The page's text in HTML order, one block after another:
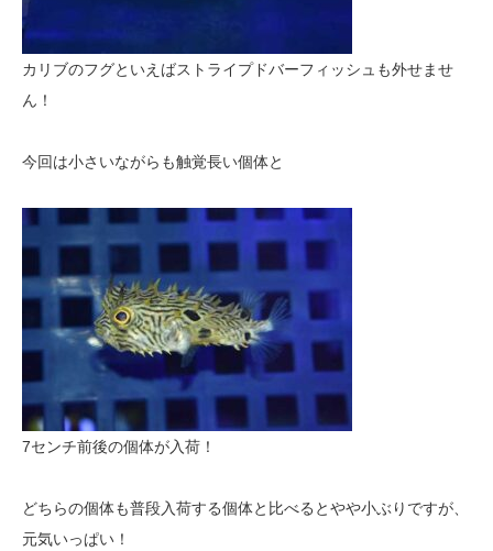
カリブのフグといえばストライプドバーフィッシュも外せませ
ん！
今回は小さいながらも触覚長い個体と
7センチ前後の個体が入荷！
どちらの個体も普段入荷する個体と比べるとやや小ぶりですが、
元気いっぱい！